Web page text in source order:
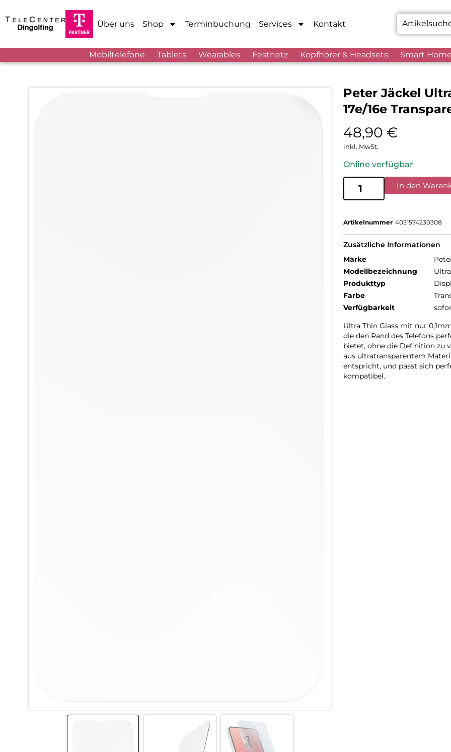
Über uns Shop Terminbuchung Services Kontakt
Mobiltelefone Tablets Wearables Festnetz Kopfhörer & Headsets Smart
Peter Jäckel
17e/16e
48,90 €
inkl. MwSt.
Online verfügbar
In den
Artikelnummer 4031574230308
Zusätzliche Informationen
Marke
Modellbezeichnung
Produkttyp
Farbe
Verfügbarkeit
Ultra Thin Glass mit nur
die den Rand des Telefons
bietet, ohne die Definition zu
aus ultratransparentem
entspricht, und passt sich
kompatibel.